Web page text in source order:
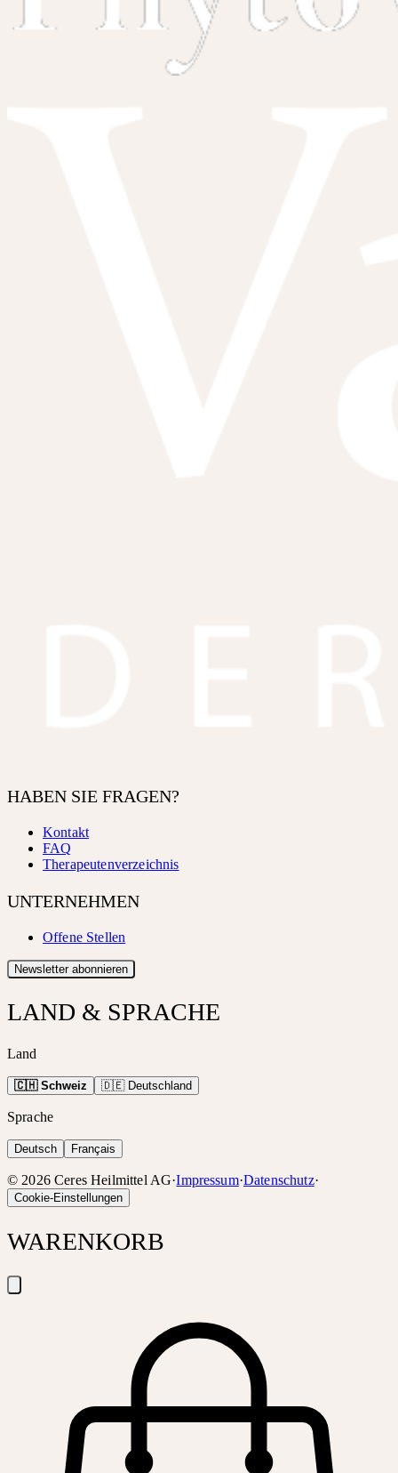
HABEN SIE FRAGEN?
Kontakt
FAQ
Therapeutenverzeichnis
UNTERNEHMEN
Offene Stellen
Newsletter abonnieren
LAND & SPRACHE
Land
🇨🇭 Schweiz 🇩🇪 Deutschland
Sprache
Deutsch Français
© 2026 Ceres Heilmittel AG·Impressum·Datenschutz·
Cookie-Einstellungen
WARENKORB